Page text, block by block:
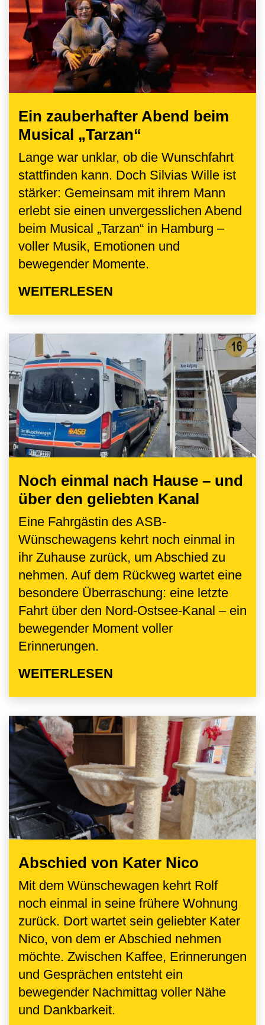
Ein zauberhafter Abend beim
Musical „Tarzan“
Lange war unklar, ob die Wunschfahrt
stattfinden kann. Doch Silvias Wille ist
stärker: Gemeinsam mit ihrem Mann
erlebt sie einen unvergesslichen Abend
beim Musical „Tarzan“ in Hamburg –
voller Musik, Emotionen und
bewegender Momente.
WEITERLESEN
Noch einmal nach Hause – und
über den geliebten Kanal
Eine Fahrgästin des ASB-
Wünschewagens kehrt noch einmal in
ihr Zuhause zurück, um Abschied zu
nehmen. Auf dem Rückweg wartet eine
besondere Überraschung: eine letzte
Fahrt über den Nord-Ostsee-Kanal – ein
bewegender Moment voller
Erinnerungen.
WEITERLESEN
Abschied von Kater Nico
Mit dem Wünschewagen kehrt Rolf
noch einmal in seine frühere Wohnung
zurück. Dort wartet sein geliebter Kater
Nico, von dem er Abschied nehmen
möchte. Zwischen Kaffee, Erinnerungen
und Gesprächen entsteht ein
bewegender Nachmittag voller Nähe
und Dankbarkeit.